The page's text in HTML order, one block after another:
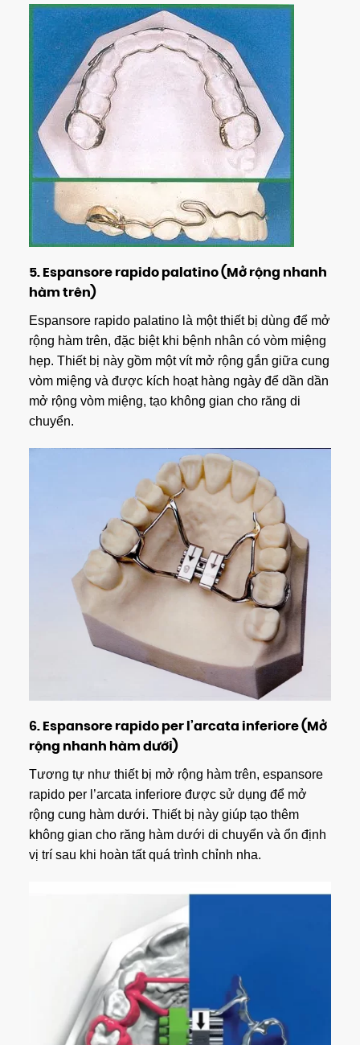
5. Espansore rapido palatino (Mở rộng nhanh
hàm trên)
Espansore rapido palatino là một thiết bị dùng để mở
rộng hàm trên, đặc biệt khi bệnh nhân có vòm miệng
hẹp. Thiết bị này gồm một vít mở rộng gắn giữa cung
vòm miệng và được kích hoạt hàng ngày để dần dần
mở rộng vòm miệng, tạo không gian cho răng di
chuyển.
6. Espansore rapido per l’arcata inferiore (Mở
rộng nhanh hàm dưới)
Tương tự như thiết bị mở rộng hàm trên, espansore
rapido per l’arcata inferiore được sử dụng để mở
rộng cung hàm dưới. Thiết bị này giúp tạo thêm
không gian cho răng hàm dưới di chuyển và ổn định
vị trí sau khi hoàn tất quá trình chỉnh nha.